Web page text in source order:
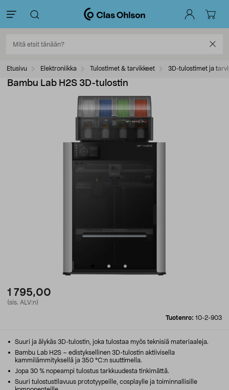
Etusivu Elektroniikka Tulostimet & tarvikkeet 3D-tulostimet ja
Bambu Lab H2S 3D-tulostin
1 795,00
(sis. ALV:n)
Tuotenro: 10-2-903
Suuri ja älykäs 3D-tulostin, joka tulostaa myös teknisiä materiaaleja.
Bambu Lab H2S – edistyksellinen 3D-tulostin aktiivisella
kammilämmityksellä ja 350 °C:n suuttimella.
Jopa 30 % nopeampi tulostus tarkkuudesta tinkimättä.
Suuri tulostustilavuus prototyypeille, cosplaylle ja toiminnallisille